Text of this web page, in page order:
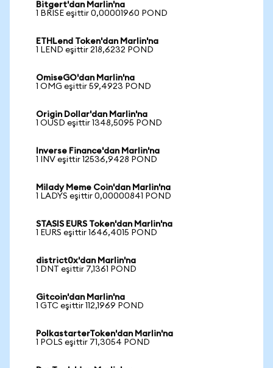
Bitgert'dan Marlin'na
1 BRISE eşittir 0,00001960 POND
ETHLend Token'dan Marlin'na
1 LEND eşittir 218,6232 POND
OmiseGO'dan Marlin'na
1 OMG eşittir 59,4923 POND
Origin Dollar'dan Marlin'na
1 OUSD eşittir 1348,5095 POND
Inverse Finance'dan Marlin'na
1 INV eşittir 12536,9428 POND
Milady Meme Coin'dan Marlin'na
1 LADYS eşittir 0,00000841 POND
STASIS EURS Token'dan Marlin'na
1 EURS eşittir 1646,4015 POND
district0x'dan Marlin'na
1 DNT eşittir 7,1361 POND
Gitcoin'dan Marlin'na
1 GTC eşittir 112,1969 POND
PolkastarterToken'dan Marlin'na
1 POLS eşittir 71,3054 POND